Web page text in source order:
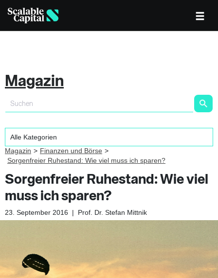
Magazin
Magazin
Finanzen und Börse
Sorgenfreier Ruhestand: Wie viel muss ich sparen?
Sorgenfreier Ruhestand: Wie viel
muss ich sparen?
23. September 2016 | Prof. Dr. Stefan Mittnik